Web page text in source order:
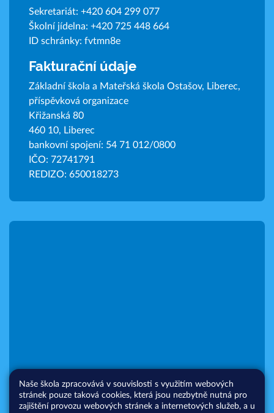
Sekretariát: +420 604 299 077
Školní jídelna: +420 725 448 664
ID schránky: fvtmn8e
Fakturační údaje
Základní škola a Mateřská škola Ostašov, Liberec,
příspěvková organizace
Křižanská 80
460 10, Liberec
bankovní spojení: 54 71 012/0800
IČO: 72741791
REDIZO: 650018273
Naše škola zpracovává v souvislosti s využitím webových
stránek pouze taková cookies, která jsou nezbytně nutná pro
zajištění provozu webových stránek a internetových služeb, a u